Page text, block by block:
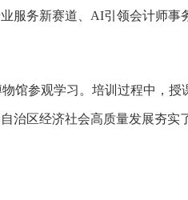
服务新赛道、AI引领会计师
馆参观学习。培训过程中，
治区经济社会高质量发展夯实